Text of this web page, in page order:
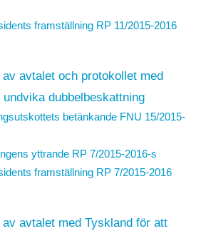
framställning RP 11/2015-2016
av avtalet och protokollet med
dubbelbeskattning
betänkande FNU 15/2015-
yttrande RP 7/2015-2016-s
framställning RP 7/2015-2016
av avtalet med Tyskland för att